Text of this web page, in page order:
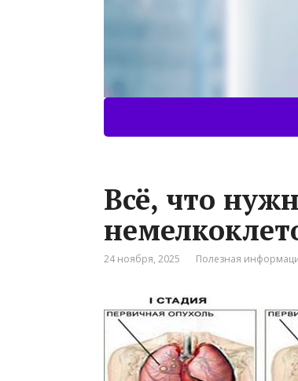
Всё, что
24 ноября, 2025 Полезная